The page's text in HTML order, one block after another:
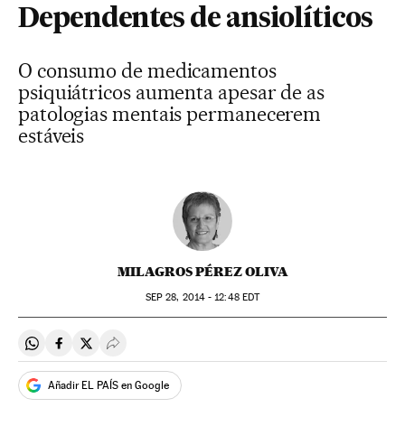
Dependentes de ansiolíticos
O consumo de medicamentos
psiquiátricos aumenta apesar de as
patologias mentais permanecerem
estáveis
MILAGROS PÉREZ OLIVA
SEP 28, 2014 - 12:48EDT
Compartir en Whatsapp
Compartir en Facebook
Compartir en Twitter
Desplegar Redes Sociales
Añadir EL PAÍS en Google